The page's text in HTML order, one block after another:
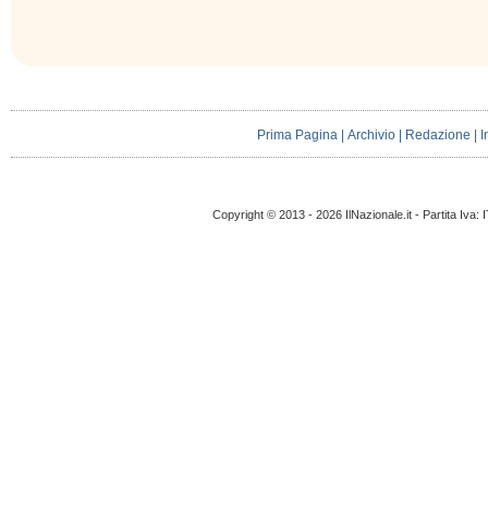
Prima Pagina |Archivio Redazione
Copyright © 2013 - 2026 IlNazionale.it - Partita Iva: